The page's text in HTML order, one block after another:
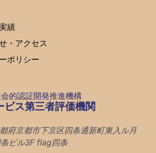
績
・アクセス
ポリシー
的認証開発推進機構
ス第三者評価機関
府京都市下京区四条通新町東入ル月
ビル3F flag四条